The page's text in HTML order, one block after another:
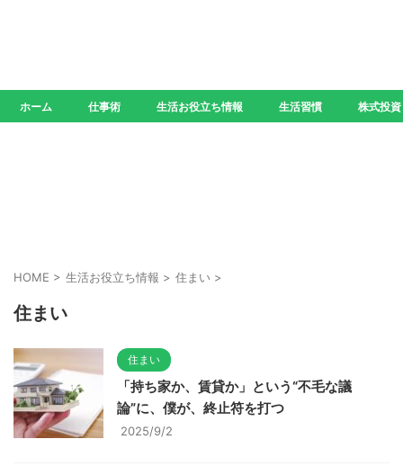
ホーム 仕事術 生活お役立ち情報 生活習慣 株式投資
HOME > 生活お役立ち情報 > 住まい >
住まい
住まい
「持ち家か、賃貸か」という“不毛な議
論”に、僕が、終止符を打つ
2025/9/2